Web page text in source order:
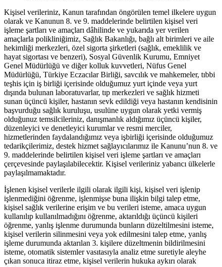
Kişisel verileriniz, Kanun tarafından öngörülen temel ilkelere uygun
olarak ve Kanunun 8. ve 9. maddelerinde belirtilen kişisel veri
işleme şartları ve amaçları dâhilinde ve yukarıda yer verilen
amaçlarla polikliniğimiz, Sağlık Bakanlığı, bağlı alt birimleri ve aile
hekimliği merkezleri, özel sigorta şirketleri (sağlık, emeklilik ve
hayat sigortası ve benzeri), Sosyal Güvenlik Kurumu, Emniyet
Genel Müdürlüğü ve diğer kolluk kuvvetleri, Nüfus Genel
Müdürlüğü, Türkiye Eczacılar Birliği, savcılık ve mahkemeler, tıbbi
teşhis için iş birliği içerisinde olduğumuz yurt içinde veya yurt
dışında bulunan laboratuvarlar, tıp merkezleri ve sağlık hizmeti
sunan üçüncü kişiler, hastanın sevk edildiği veya hastanın kendisinin
başvurduğu sağlık kuruluşu, usulüne uygun olarak yetki vermiş
olduğunuz temsilcileriniz, danışmanlık aldığımız üçüncü kişiler,
düzenleyici ve denetleyici kurumlar ve resmi merciler,
hizmetlerinden faydalandığımız veya işbirliği içerisinde olduğumuz
tedarikçilerimiz, destek hizmet sağlayıcılarımız ile Kanunu’nun 8. ve
9. maddelerinde belirtilen kişisel veri işleme şartları ve amaçları
çerçevesinde paylaşılabilecektir. Kişisel verileriniz yabancı ülkelerle
paylaşılmamaktadır.
İşlenen kişisel verilerle ilgili olarak ilgili kişi, kişisel veri işlenip
işlenmediğini öğrenme, işlenmişse buna ilişkin bilgi talep etme,
kişisel sağlık verilerine erişim ve bu verileri isteme, amaca uygun
kullanılıp kullanılmadığını öğrenme, aktarıldığı üçüncü kişileri
öğrenme, yanlış işlenme durumunda bunların düzeltilmesini isteme,
kişisel verilerin silinmesini veya yok edilmesini talep etme, yanlış
işleme durumunda aktarılan 3. kişilere düzeltmenin bildirilmesini
isteme, otomatik sistemler vasıtasıyla analiz etme suretiyle aleyhe
çıkan sonuca itiraz etme, kişisel verilerin hukuka aykırı olarak